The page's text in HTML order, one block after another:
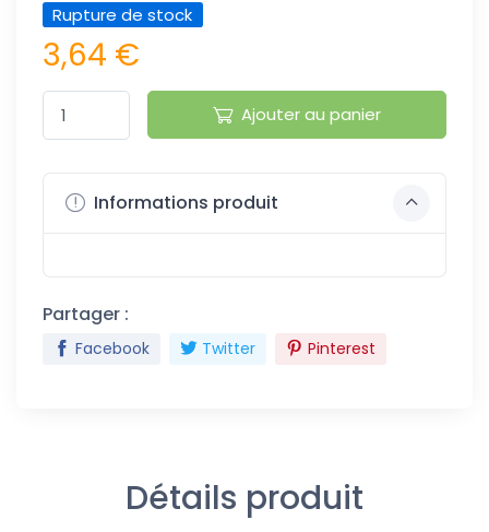
Rupture de stock
3,64 €
Ajouter au panier
Informations produit
Partager :
Facebook Twitter Pinterest
Détails produit